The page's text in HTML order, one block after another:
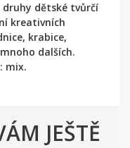
druhy dětské tvůrčí
kreativních
krabice,
dalších.
mix.
JEŠTĚ